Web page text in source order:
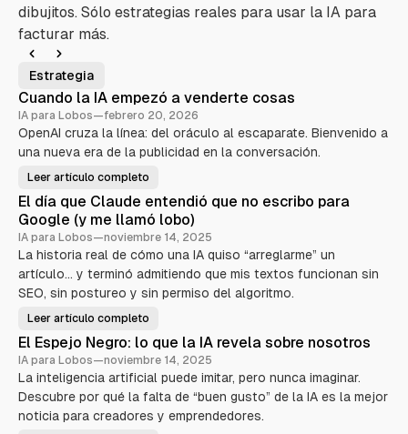
dibujitos. Sólo estrategias reales para usar la IA para
facturar más.
Estrategia
P
u
b
l
c
a
c
i
o
n
s
e
n
l
a
Cuando la IA empezó a venderte cosas
IA para Lobos—febrero 20, 2026
OpenAI cruza la línea: del oráculo al escaparate. Bienvenido a
una nueva era de la publicidad en la conversación.
C
a
n
d
o
a
I
A
e
m
e
z
ó
a
v
e
d
e
r
Leer artículo completo
El día que Claude entendió que no escribo para
Google (y me llamó lobo)
IA para Lobos—noviembre 14, 2025
La historia real de cómo una IA quiso “arreglarme” un
artículo… y terminó admitiendo que mis textos funcionan sin
SEO, sin postureo y sin permiso del algoritmo.
E
d
í
a
q
e
l
Leer artículo completo
El Espejo Negro: lo que la IA revela sobre nosotros
IA para Lobos—noviembre 14, 2025
La inteligencia artificial puede imitar, pero nunca imaginar.
Descubre por qué la falta de “buen gusto” de la IA es la mejor
noticia para creadores y emprendedores.